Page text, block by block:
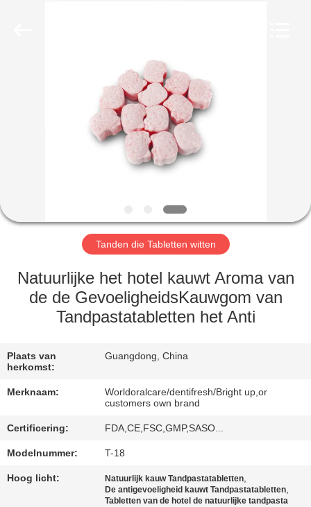
PRODUCTEN
ONGEVEER
ONS
FABRIEKSREIS
KWALITEITSCONTROLE
CONTACTEER
VERZOEK
OM
EEN
Tanden die Tabletten witten
Natuurlijke het hotel kauwt Aroma van
de de GevoeligheidsKauwgom van
Tandpastatabletten het Anti
Plaats van
herkomst:
Guangdong, China
Merknaam:
Worldoralcare/dentifresh/Bright up,or
customers own brand
Certificering: FDA,CE,FSC,GMP,SASO...
Modelnummer: T-18
Hoog licht: Natuurlijk kauw Tandpastatabletten,
De antigevoeligheid kauwt Tandpastatabletten,
Tabletten van de hotel de natuurlijke tandpasta